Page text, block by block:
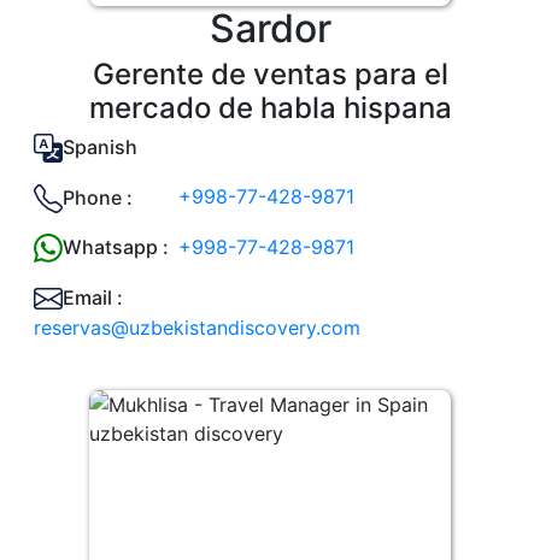
Sardor
Gerente de ventas para el
mercado de habla hispana
Spanish
Phone : +998-77-428-9871
Whatsapp : +998-77-428-9871
Email :
reservas@uzbekistandiscovery.com